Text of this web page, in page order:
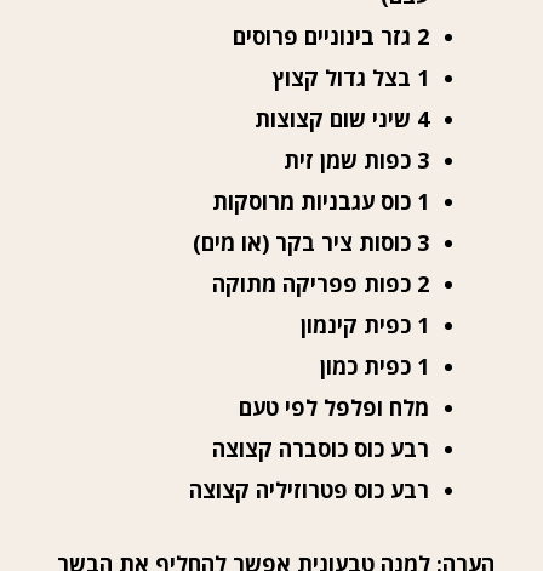
מלח ופלפל לפי טעם
רבע כוס כוסברה קצוצה
רבע כוס פטרוזיליה קצוצה
הערה: למנה טבעונית אפשר להחליף את הבשר